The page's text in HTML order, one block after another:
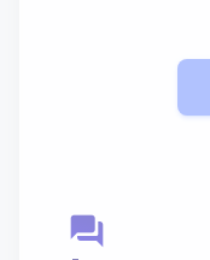
question_answer